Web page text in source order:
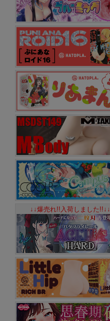
↓↓爆売れ!!入荷しました!!↓↓